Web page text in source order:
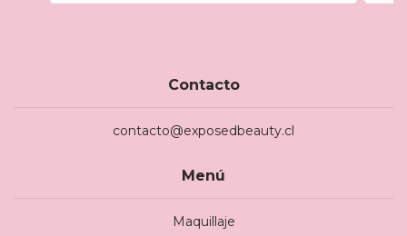
Contacto
contacto@exposedbeauty.cl
Menú
Maquillaje